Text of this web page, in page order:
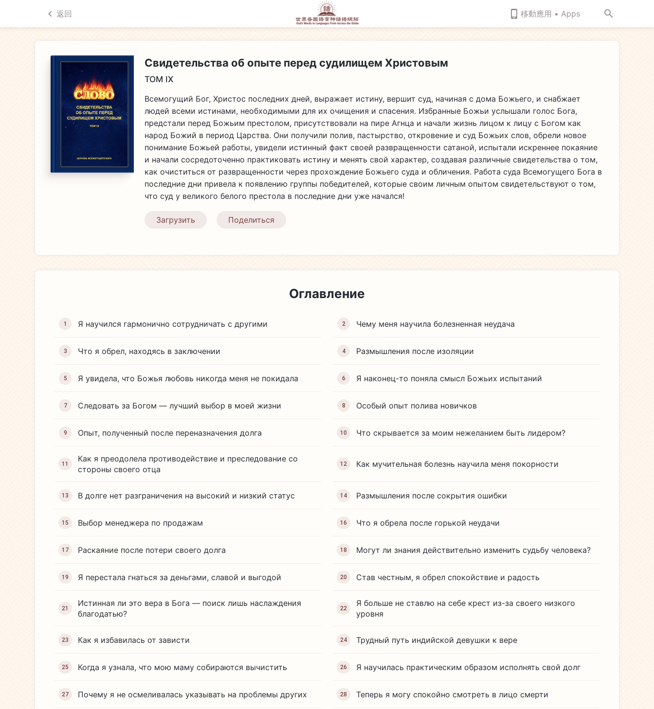
返回 移動應用 • Apps
Свидетельства об опыте перед судилищем Христовым
TOM IX
Всемогущий Бог, Христос последних дней, выражает истину, вершит суд, начиная с дома Божьего, и снабжает
людей всеми истинами, необходимыми для их очищения и спасения. Избранные Божьи услышали голос Бога,
предстали перед Божьим престолом, присутствовали на пире Агнца и начали жизнь лицом к лицу с Богом как
народ Божий в период Царства. Они получили полив, пастырство, откровение и суд Божьих слов, обрели новое
понимание Божьей работы, увидели истинный факт своей развращенности сатаной, испытали искреннее покаяние
и начали сосредоточенно практиковать истину и менять свой характер, создавая различные свидетельства о том,
как очиститься от развращенности через прохождение Божьего суда и обличения. Работа суда Всемогущего Бога в
последние дни привела к появлению группы победителей, которые своим личным опытом свидетельствуют о том,
что суд у великого белого престола в последние дни уже начался!
Загрузить Поделиться
Оглавление
1 Я научился гармонично сотрудничать с другими 2 Чему меня научила болезненная неудача
3 Что я обрел, находясь в заключении 4 Размышления после изоляции
5 Я увидела, что Божья любовь никогда меня не покидала 6 Я наконец-то поняла смысл Божьих испытаний
7 Следовать за Богом — лучший выбор в моей жизни 8 Особый опыт полива новичков
9 Опыт, полученный после переназначения долга 10 Что скрывается за моим нежеланием быть лидером?
11
Как я преодолела противодействие и преследование со
стороны своего отца
12 Как мучительная болезнь научила меня покорности
13 В долге нет разграничения на высокий и низкий статус 14 Размышления после сокрытия ошибки
15 Выбор менеджера по продажам 16 Что я обрела после горькой неудачи
17 Раскаяние после потери своего долга 18 Могут ли знания действительно изменить судьбу человека?
19 Я перестала гнаться за деньгами, славой и выгодой 20 Став честным, я обрел спокойствие и радость
21
Истинная ли это вера в Бога — поиск лишь наслаждения
благодатью?
22
Я больше не ставлю на себе крест из-за своего низкого
уровня
23 Как я избавилась от зависти 24 Трудный путь индийской девушки к вере
25 Когда я узнала, что мою маму собираются вычистить 26 Я научилась практическим образом исполнять свой долг
27 Почему я не осмеливалась указывать на проблемы других 28 Теперь я могу спокойно смотреть в лицо смерти